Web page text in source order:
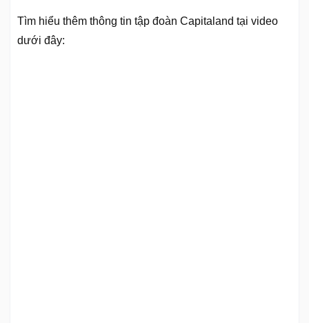
Tìm hiểu thêm thông tin tập đoàn Capitaland tại video
dưới đây: